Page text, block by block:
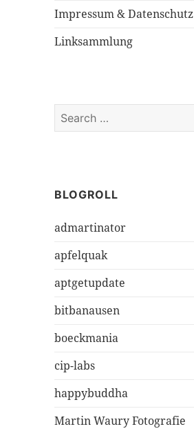
Impressum & Datenschutz
Linksammlung
e
h
o
:
BLOGROLL
admartinator
apfelquak
aptgetupdate
bitbanausen
boeckmania
cip-labs
happybuddha
Martin Waury Fotografie